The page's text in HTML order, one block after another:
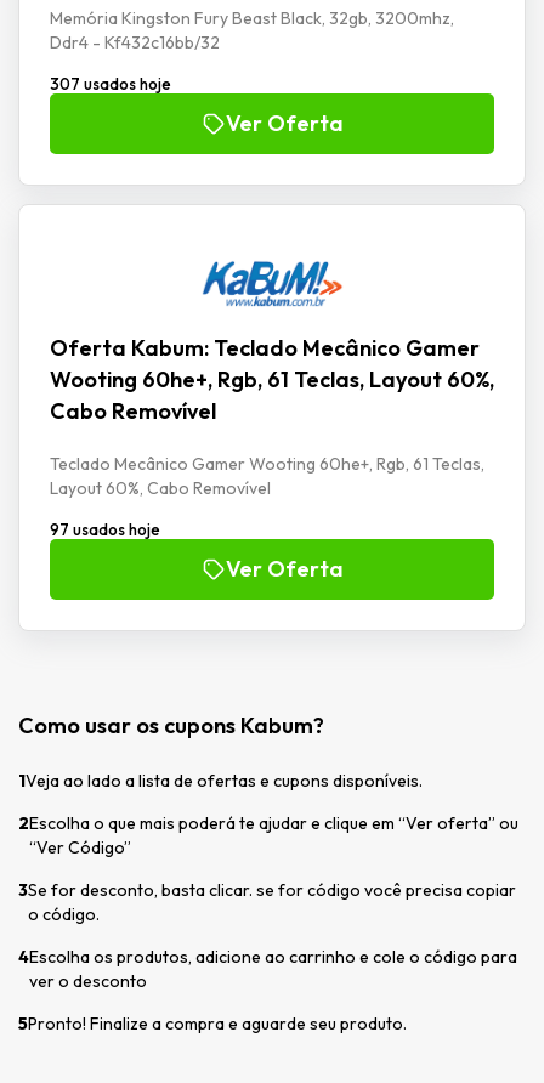
Memória Kingston Fury Beast Black, 32gb, 3200mhz,
Ddr4 - Kf432c16bb/32
307 usados hoje
Ver Oferta
Oferta Kabum: Teclado Mecânico Gamer
Wooting 60he+, Rgb, 61 Teclas, Layout 60%,
Cabo Removível
Teclado Mecânico Gamer Wooting 60he+, Rgb, 61 Teclas,
Layout 60%, Cabo Removível
97 usados hoje
Ver Oferta
Como usar os cupons Kabum?
1Veja ao lado a lista de ofertas e cupons disponíveis.
2Escolha o que mais poderá te ajudar e clique em “Ver oferta” ou
“Ver Código”
3Se for desconto, basta clicar. se for código você precisa copiar
o código.
4Escolha os produtos, adicione ao carrinho e cole o código para
ver o desconto
5Pronto! Finalize a compra e aguarde seu produto.